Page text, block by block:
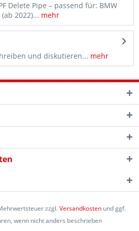
Delete Pipe – passend für: BMW
(ab 2022)... mehr
und diskutieren... mehr
zzgl.Versandkosten und ggf.
wenn nicht anders beschrieben